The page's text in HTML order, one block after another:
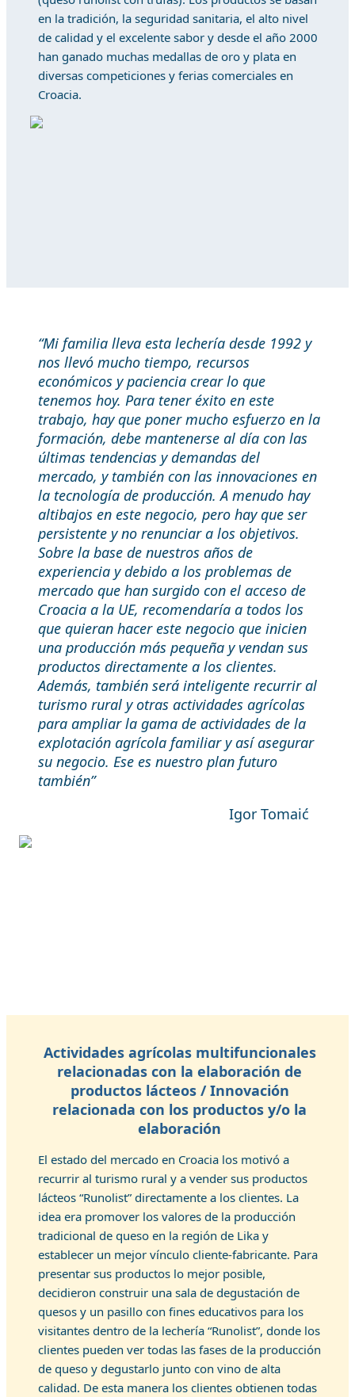
en la tradición, la seguridad sanitaria, el alto nivel
de calidad y el excelente sabor y desde el año 2000
han ganado muchas medallas de oro y plata en
diversas competiciones y ferias comerciales en
Croacia.
“Mi familia lleva esta lechería desde 1992 y
nos llevó mucho tiempo, recursos
económicos y paciencia crear lo que
tenemos hoy. Para tener éxito en este
trabajo, hay que poner mucho esfuerzo en la
formación, debe mantenerse al día con las
últimas tendencias y demandas del
mercado, y también con las innovaciones en
la tecnología de producción. A menudo hay
altibajos en este negocio, pero hay que ser
persistente y no renunciar a los objetivos.
Sobre la base de nuestros años de
experiencia y debido a los problemas de
mercado que han surgido con el acceso de
Croacia a la UE, recomendaría a todos los
que quieran hacer este negocio que inicien
una producción más pequeña y vendan sus
productos directamente a los clientes.
Además, también será inteligente recurrir al
turismo rural y otras actividades agrícolas
para ampliar la gama de actividades de la
explotación agrícola familiar y así asegurar
su negocio. Ese es nuestro plan futuro
también”
Igor Tomaić
Actividades agrícolas multifuncionales
relacionadas con la elaboración de
productos lácteos / Innovación
relacionada con los productos y/o la
elaboración
El estado del mercado en Croacia los motivó a
recurrir al turismo rural y a vender sus productos
lácteos “Runolist” directamente a los clientes. La
idea era promover los valores de la producción
tradicional de queso en la región de Lika y
establecer un mejor vínculo cliente-fabricante. Para
presentar sus productos lo mejor posible,
decidieron construir una sala de degustación de
quesos y un pasillo con fines educativos para los
visitantes dentro de la lechería “Runolist”, donde los
clientes pueden ver todas las fases de la producción
de queso y degustarlo junto con vino de alta
calidad. De esta manera los clientes obtienen todas